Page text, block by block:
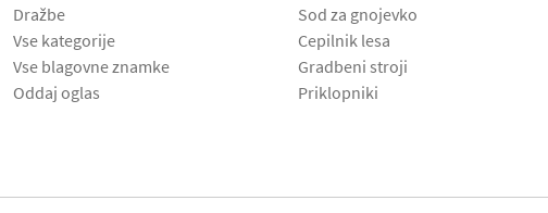
Dražbe
Vse kategorije
Vse blagovne znamke
Oddaj oglas
Sod za gnojevko
Cepilnik lesa
Gradbeni stroji
Priklopniki